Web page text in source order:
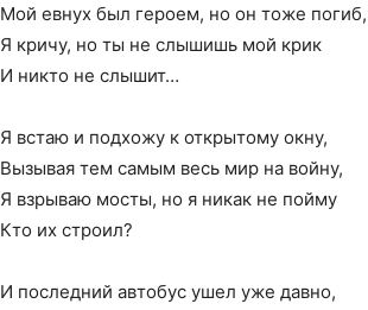
Мой евнух был героем, но он тоже погиб,
Я кричу, но ты не слышишь мой крик
И никто не слышит…
Я встаю и подхожу к открытому окну,
Вызывая тем самым весь мир на войну,
Я взрываю мосты, но я никак не пойму
Кто их строил?
И последний автобус ушел уже давно,